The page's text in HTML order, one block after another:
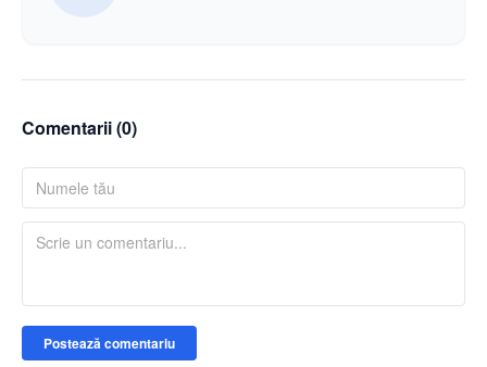
Comentarii (0)
Postează comentariu